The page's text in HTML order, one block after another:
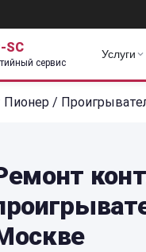
SC
сервис
Услуги
Пионер /